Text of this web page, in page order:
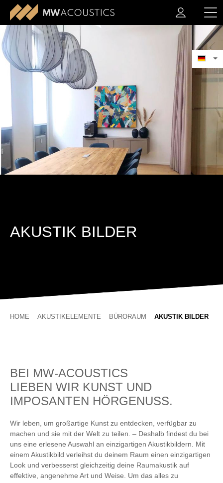
AKUSTIK BILDER
HOME AKUSTIKELEMENTE BÜRORAUM AKUSTIK BILDER
BEI MW-ACOUSTICS
LIEBEN WIR KUNST UND
IMPOSANTEN HÖRGENUSS.
Wir leben, um großartige Kunst zu entdecken, verfügbar zu
machen und sie mit der Welt zu teilen. – Deshalb findest du bei
uns eine erlesene Auswahl an einzigartigen Akustikbildern. Mit
einem Akustikbild verleihst du deinem Raum einen einzigartigen
Look und verbesserst gleichzeitig deine Raumakustik auf
effektive, angenehme Art und Weise. Um das alles zu